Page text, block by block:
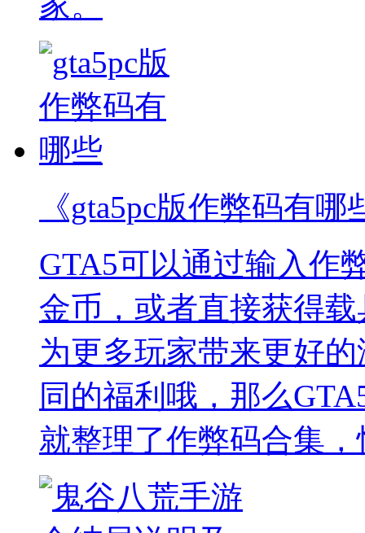
《gta5pc版作弊码有哪
GTA5可以通过输入作
金币，或者直接获得
为更多玩家带来更好
同的福利哦，那么
就整理了作弊码合集